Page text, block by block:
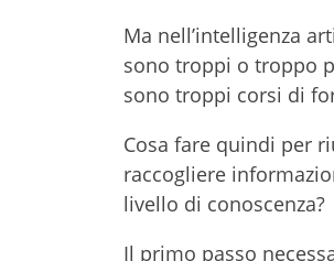
Ma nell’intelligenza
sono troppi o troppo
sono troppi corsi di
Cosa fare quindi per
raccogliere
livello di conoscenza?
Il primo passo